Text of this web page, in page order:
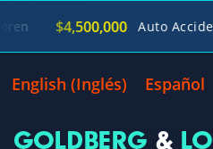
$4,500,000 Auto Accident
English (Inglés) Español